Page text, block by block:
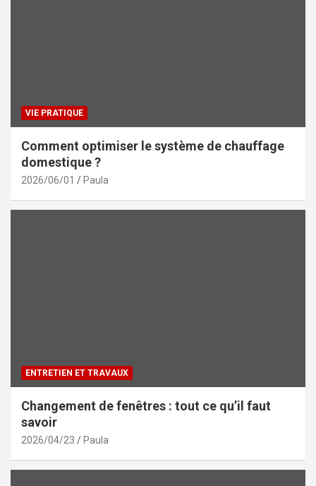
VIE PRATIQUE
Comment optimiser le système de chauffage
domestique ?
2026/06/01 Paula
ENTRETIEN ET TRAVAUX
Changement de fenêtres : tout ce qu’il faut
savoir
2026/04/23 Paula